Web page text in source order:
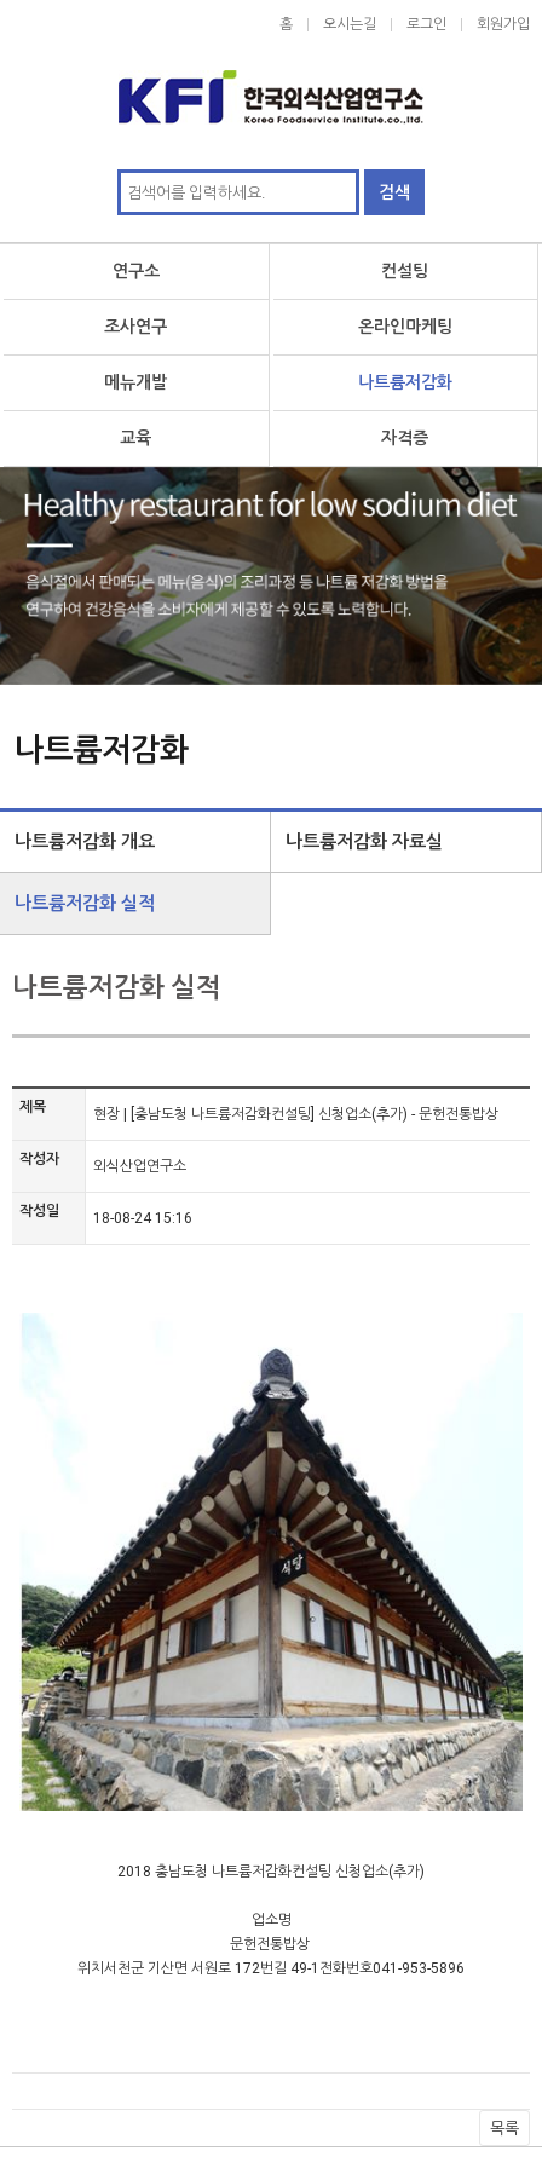
홈 오시는길 로그인 회원가입
연구소 컨설팅
조사연구 온라인마케팅
메뉴개발 나트륨저감화
교육 자격증
나트륨저감화
나트륨저감화 개요 나트륨저감화 자료실
나트륨저감화 실적
나트륨저감화 실적
제목 현장 | [충남도청 나트륨저감화컨설팅] 신청업소(추가) - 문헌전통밥상
작성자 외식산업연구소
작성일 18-08-24 15:16
2018 충남도청 나트륨저감화컨설팅 신청업소(추가)
업소명
문헌전통밥상
위치 서천군 기산면 서원로 172번길 49-1 전화번호041-953-5896
목록